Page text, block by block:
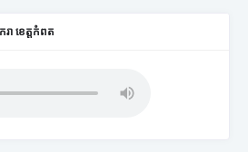
រា ខេត្តកំពត